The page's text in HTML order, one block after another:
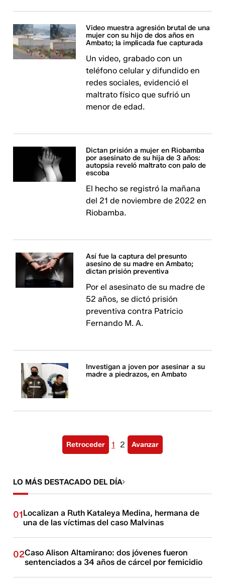
Video muestra agresión brutal de una
mujer con su hijo de dos años en
Ambato; la implicada fue capturada
Un video, grabado con un
teléfono celular y difundido en
redes sociales, evidenció el
maltrato físico que sufrió un
menor de edad.
Dictan prisión a mujer en Riobamba
por asesinato de su hija de 3 años:
autopsia reveló maltrato con palo de
escoba
El hecho se registró la mañana
del 21 de noviembre de 2022 en
Riobamba.
Así fue la captura del presunto
asesino de su madre en Ambato;
dictan prisión preventiva
Por el asesinato de su madre de
52 años, se dictó prisión
preventiva contra Patricio
Fernando M. A.
Investigan a joven por asesinar a su
madre a piedrazos, en Ambato
Retroceder 1 2 Avanzar
LO MÁS DESTACADO DEL DÍA
01Localizan a Ruth Kataleya Medina, hermana de
una de las víctimas del caso Malvinas
02Caso Alison Altamirano: dos jóvenes fueron
sentenciados a 34 años de cárcel por femicidio